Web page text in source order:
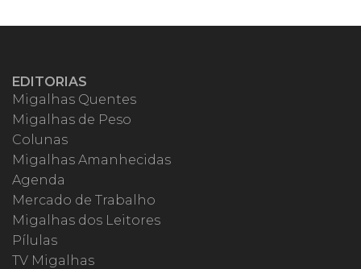
EDITORIAS
Migalhas Quentes
Migalhas de Peso
Colunas
Migalhas Amanhecidas
Agenda
Mercado de Trabalho
Migalhas dos Leitores
Pílulas
TV Migalhas